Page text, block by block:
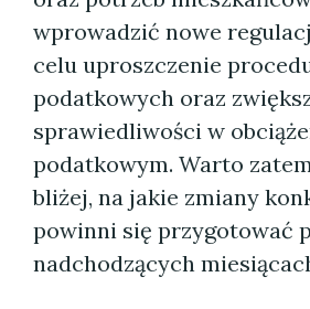
wprowadzić nowe
celu uproszczenie
podatkowych oraz
sprawiedliwości w
podatkowym. Warto
bliżej, na jakie zmiany
powinni się przygotować
nadchodzących